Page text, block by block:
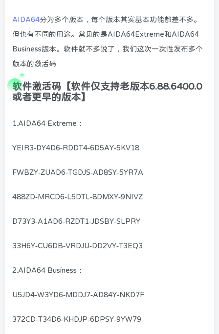
AIDA64分为多个版本，每个版本其实基本功能都差不多。
但也有不同的用途。常见的是AIDA64Extreme和AIDA64
Business版本。软件就不多说了，我们这次一次性发布多个
版本的激活码
软件激活码【软件仅支持老版本6.88.6400.0
或者更早的版本】
1.AIDA64 Extreme：
YEIR3-DY4D6-RDDT4-6D5AY-5KV18
FWBZY-ZUAD6-TGDJS-AD8SY-5YR7A
488ZD-MRCD6-L5DTL-8DMXY-9NIVZ
D73Y3-A1AD6-RZDT1-JDSBY-SLPRY
33H6Y-CU6DB-VRDJU-DD2VY-T3EQ3
2.AIDA64 Business：
U5JD4-W3YD6-MDDJ7-AD84Y-NKD7F
372CD-T34D6-KHDJP-6DPSY-9YW79